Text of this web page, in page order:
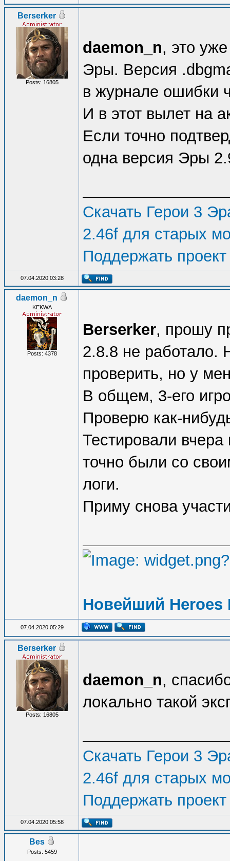
Berserker
Posts: 16805
daemon_n, это
Эры. Версия
в журнале ошибки
И в этот вылет на
Если точно
одна версия Эры
Скачать Герои 3
2.46f для старых
Поддержать проект
07.04.2020 03:28
daemon_n
KEKWA
Posts: 4378
Berserker, прошу
2.8.8 не работало.
проверить, но у
В общем, 3-его
Проверю как-
Тестировали
точно были со
логи.
Приму снова
Новейший Heroes
07.04.2020 05:29
Berserker
Posts: 16805
daemon_n,
локально такой
Скачать Герои 3
2.46f для старых
Поддержать проект
07.04.2020 05:58
Bes
Posts: 5459